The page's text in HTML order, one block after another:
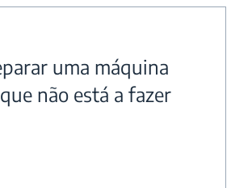
uma máquina
não está a fazer